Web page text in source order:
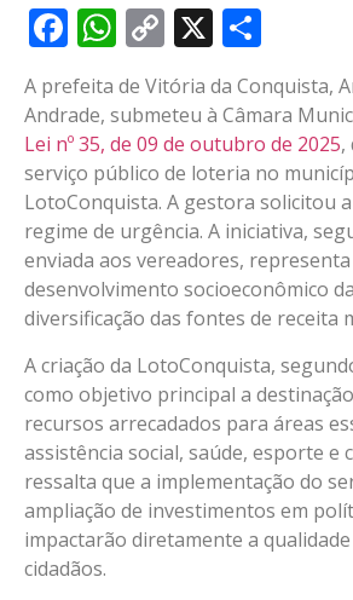
Facebook
WhatsApp
Copy
Link
X
A prefeita de Vitória da Conquista,
Andrade, submeteu à Câmara
Lei nº 35, de 09 de outubro de 2025,
serviço público de loteria no
LotoConquista. A gestora solicitou
regime de urgência. A iniciativa,
enviada aos vereadores,
desenvolvimento socioeconômico
diversificação das fontes de receita
A criação da LotoConquista,
como objetivo principal a
recursos arrecadados para áreas
assistência social, saúde, esporte e
ressalta que a implementação do
ampliação de investimentos em
impactarão diretamente a qualidade
cidadãos.